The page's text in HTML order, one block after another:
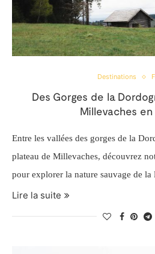
Destinations
Des Gorges de la
Millevaches
Entre les vallées des gorges de la
plateau de Millevaches, découvrez
pour explorer la nature sauvage de la
Lire la suite